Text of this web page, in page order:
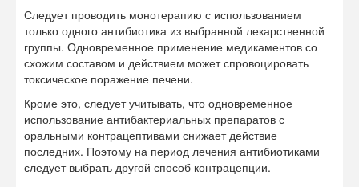
Следует проводить монотерапию с использованием
только одного антибиотика из выбранной лекарственной
группы. Одновременное применение медикаментов со
схожим составом и действием может спровоцировать
токсическое поражение печени.
Кроме это, следует учитывать, что одновременное
использование антибактериальных препаратов с
оральными контрацептивами снижает действие
последних. Поэтому на период лечения антибиотиками
следует выбрать другой способ контрацепции.